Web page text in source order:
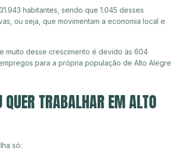
habitantes, sendo que 1.045 desses
ou seja, que movimentam a economia local e
muito desse crescimento é devido às 604
para a própria população de Alto Alegre
TRABALHAR EM ALTO
só: